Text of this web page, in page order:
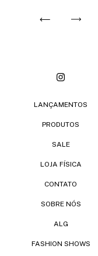
LANÇAMENTOS
PRODUTOS
SALE
LOJA FÍSICA
CONTATO
SOBRE NÓS
ALG
FASHION SHOWS